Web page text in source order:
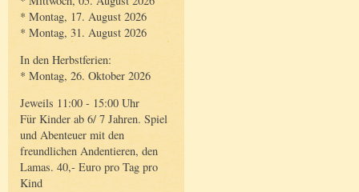
* Montag, 17. August 2026
* Montag, 31. August 2026
In den Herbstferien:
* Montag, 26. Oktober 2026
Jeweils 11:00 - 15:00 Uhr
Für Kinder ab 6/ 7 Jahren. Spiel
und Abenteuer mit den
freundlichen Andentieren, den
Lamas. 40,- Euro pro Tag pro
Kind